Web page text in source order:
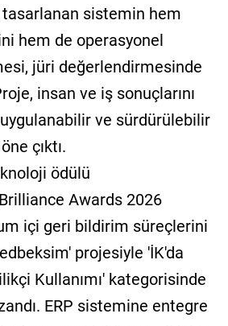
sistemin hem
hem de operasyonel
jüri değerlendirmesinde
insan ve iş sonuçlarını
ve sürdürülebilir
çıktı.
ödülü
Awards 2026
içi geri bildirim süreçlerini
projesiyle 'İK'da
Kullanımı' kategorisinde
ERP sistemine entegre